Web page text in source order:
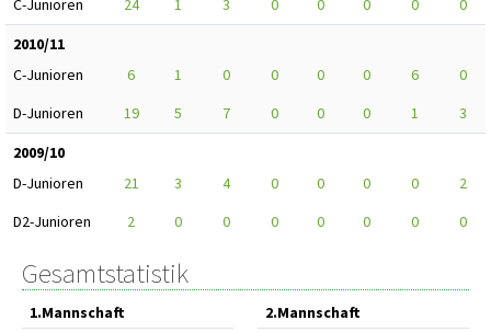
C-Junioren
24 1 3 0 0 0 0
0
2010/11
C-Junioren
6 1 0 0 0 0 6
0
D-Junioren
19 5 7 0 0 0 1
3
2009/10
D-Junioren
21 3 4 0 0 0 0
2
D2-Junioren
2 0 0 0 0 0 0 0
Gesamtstatistik
1.Mannschaft
2.Mannschaft